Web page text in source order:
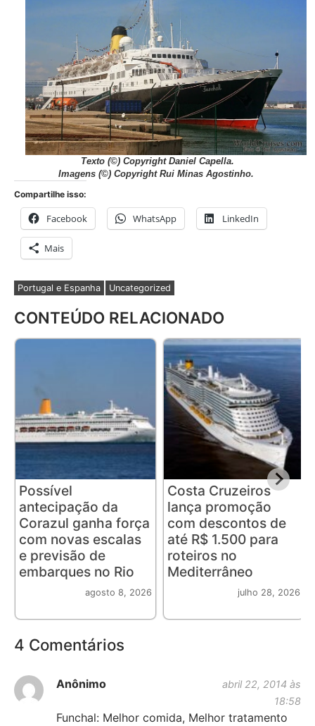
Texto (©) Copyright Daniel Capella.
Imagens (©) Copyright Rui Minas Agostinho.
Compartilhe isso:
Facebook WhatsApp LinkedIn
Mais
Portugal e Espanha Uncategorized
CONTEÚDO RELACIONADO
Possível
antecipação da
Corazul ganha força
com novas escalas
e previsão de
embarques no Rio
agosto 8, 2026
Costa Cruzeiros
lança promoção
com descontos de
até R$ 1.500 para
roteiros no
Mediterrâneo
julho 28, 2026
4 Comentários
Anônimo
abril 22, 2014 às
18:58
Funchal: Melhor comida, Melhor tratamento